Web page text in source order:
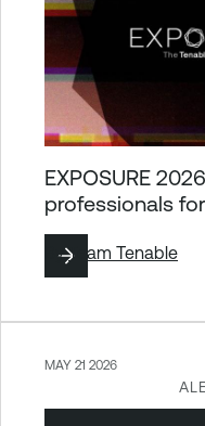
EXPOSURE
professionals
ByTeam Tenable
MAY 21 2026